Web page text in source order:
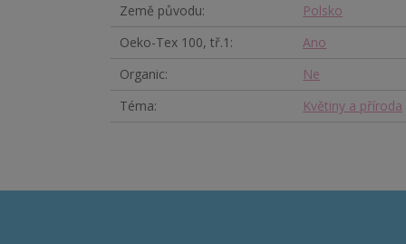
Země původu
Polsko
Oeko-Tex 100, tř.1
Ano
Organic
Ne
Téma
Květiny a příroda